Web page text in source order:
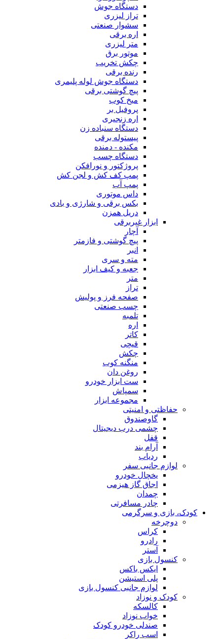
دستگاه جوش
تراز لیزری
سشوار صنعتی
اره برقی
متر لیزری
موتور برق
چکش تخریب
رنده برقی
دستگاه جوش لوله پلیمری
پیچ گوشتی برقی
میخ کوب
پروفیل بر
اره زنجیری
دستگاه سنباده زن
پیستوله برقی
مکنده - دمنده
دستگاه چسب
پروژکتور و نورافکن
پمپ کف کش و لجن کش
پمپ آب
داس موتوری
بکس برقی و شارژی و بادی
دریل همزن
ابزار غیربرقی
آچار
پیچ گوشتی و فازمتر
انبر
مته و سری
جعبه و کیف ابزار
متر
تراز
صفحه فرز و پولیش
چسب صنعتی
تلمبه
اره
کاتر
قیچی
چکش
منگنه کوب
روغن دان
ست ابزار خودرو
سمپاش
مجموعه ابزار
حفاظتی و امنیتی
گاوصندوق
چشمی درب دیجیتال
قفل
آرام بند
ردیاب
لوازم جانبی سفر
یخچال خودرو
اجاق گاز هیزمی
چمدان
چادر مسافرتی
کودک، بازی و سرگرمی
دوچرخه
کراس
رادرو
آستر
کنسول بازی
ایکس باکس
پلی استیشن
لوازم جانبی کنسول بازی
کودک و نوزاد
کالسکه
خواب نوزاد
صندلی خودرو کودک
اسب راکر